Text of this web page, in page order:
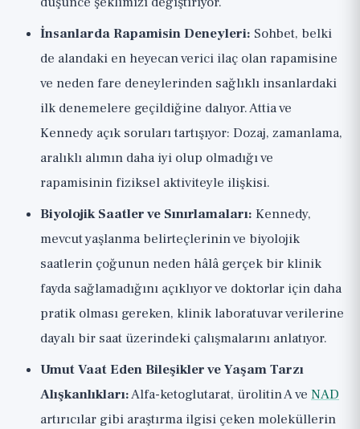
İnsanlarda Rapamisin Deneyleri: Sohbet, belki
de alandaki en heyecan verici ilaç olan rapamisine
ve neden fare deneylerinden sağlıklı insanlardaki
ilk denemelere geçildiğine dalıyor. Attia ve
Kennedy açık soruları tartışıyor: Dozaj, zamanlama,
aralıklı alımın daha iyi olup olmadığı ve
rapamisinin fiziksel aktiviteyle ilişkisi.
Biyolojik Saatler ve Sınırlamaları: Kennedy,
mevcut yaşlanma belirteçlerinin ve biyolojik
saatlerin çoğunun neden hâlâ gerçek bir klinik
fayda sağlamadığını açıklıyor ve doktorlar için daha
pratik olması gereken, klinik laboratuvar verilerine
dayalı bir saat üzerindeki çalışmalarını anlatıyor.
Umut Vaat Eden Bileşikler ve Yaşam Tarzı
Alışkanlıkları:Alfa-ketoglutarat, ürolitin A ve NAD
artırıcılar gibi araştırma ilgisi çeken moleküllerin